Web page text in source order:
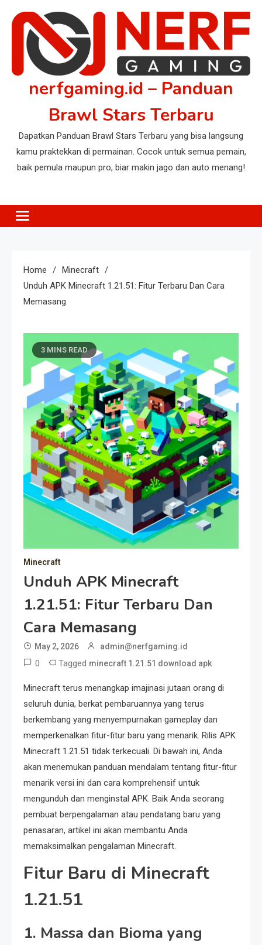
content
nerfgaming.id – Panduan
Brawl Stars Terbaru
Dapatkan Panduan Brawl Stars Terbaru yang bisa langsung
kamu praktekkan di permainan. Cocok untuk semua pemain,
baik pemula maupun pro, biar makin jago dan auto menang!
Home
Minecraft
Unduh APK Minecraft 1.21.51: Fitur Terbaru Dan Cara
Memasang
3 MINS READ
Minecraft
Unduh APK Minecraft
1.21.51: Fitur Terbaru Dan
Cara Memasang
May 2, 2026 admin@nerfgaming.id
0 Tagged minecraft 1.21.51 download apk
Minecraft terus menangkap imajinasi jutaan orang di
seluruh dunia, berkat pembaruannya yang terus
berkembang yang menyempurnakan gameplay dan
memperkenalkan fitur-fitur baru yang menarik. Rilis APK
Minecraft 1.21.51 tidak terkecuali. Di bawah ini, Anda
akan menemukan panduan mendalam tentang fitur-fitur
menarik versi ini dan cara komprehensif untuk
mengunduh dan menginstal APK. Baik Anda seorang
pembuat berpengalaman atau pendatang baru yang
penasaran, artikel ini akan membantu Anda
memaksimalkan pengalaman Minecraft.
Fitur Baru di Minecraft
1.21.51
1. Massa dan Bioma yang